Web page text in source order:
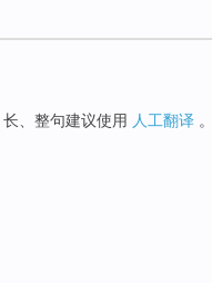
、整句建议使用 人工翻译